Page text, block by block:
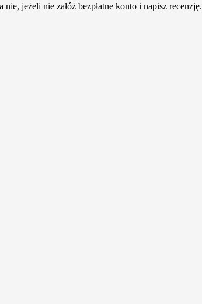
jeżeli nie załóż bezpłatne konto i napisz recenzję.